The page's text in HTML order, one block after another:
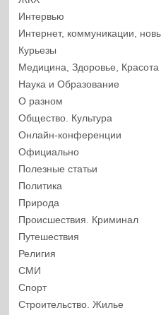
Интервью
Интернет, коммуникации,
Курьезы
Медицина, Здоровье, Красота
Наука и Образование
О разном
Общество. Культура
Онлайн-конференции
Официально
Полезные статьи
Политика
Природа
Происшествия. Криминал
Путешествия
Религия
СМИ
Спорт
Строительство. Жилье